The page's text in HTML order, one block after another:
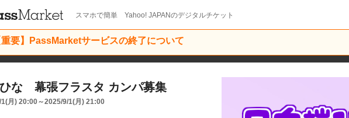
スマホで簡単 Yahoo! JAPANのデジタルチケット
重要】PassMarketサービスの終了について
ひな 幕張フラスタ カンパ募集
月) 20:00～2025/9/1(月) 21:00